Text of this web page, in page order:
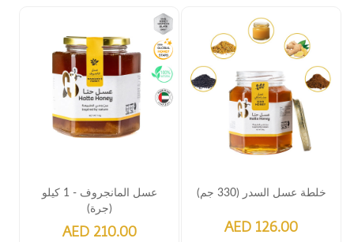
خلطة عسل السدر (330 جم)
AED 126.00
عسل المانجروف - 1 كيلو
(جرة)
AED 210.00